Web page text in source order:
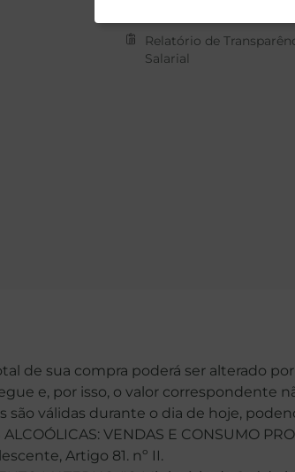
Relatório de
Salarial
de sua compra poderá ser alterado
e, por isso, o valor correspondente
são válidas durante o dia de hoje,
ALCOÓLICAS: VENDAS E CONSUMO
Artigo 81. nº II.